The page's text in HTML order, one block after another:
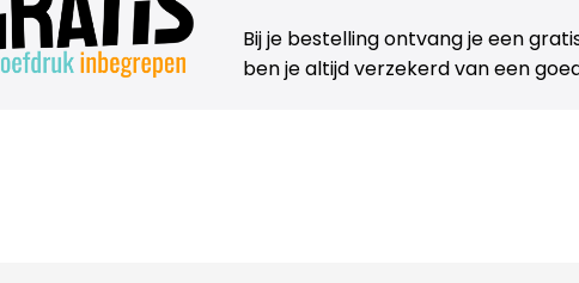
Bij je bestelling ontvang je een
ben je altijd verzekerd van een